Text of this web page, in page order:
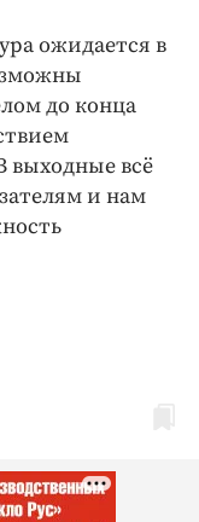
ожидается в
до конца
всё
и нам